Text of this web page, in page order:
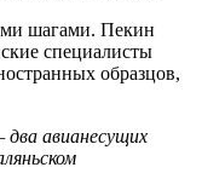
шагами. Пекин
специалисты
образцов,
авианесущих